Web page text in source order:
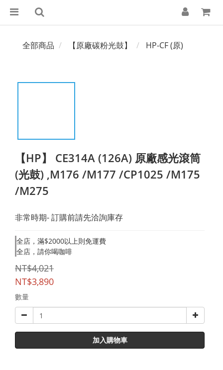
全部商品 【原廠碳粉光鼓】 HP-CF (原)
【HP】 CE314A (126A) 原廠感光滾筒
(光鼓) ,M176 /M177 /CP1025 /M175
/M275
非常時期- 訂購前請先洽詢庫存
全店，滿$2000以上則免運費
全店，請你喝咖啡
NT$4,021
NT$3,890
數量
加入購物車